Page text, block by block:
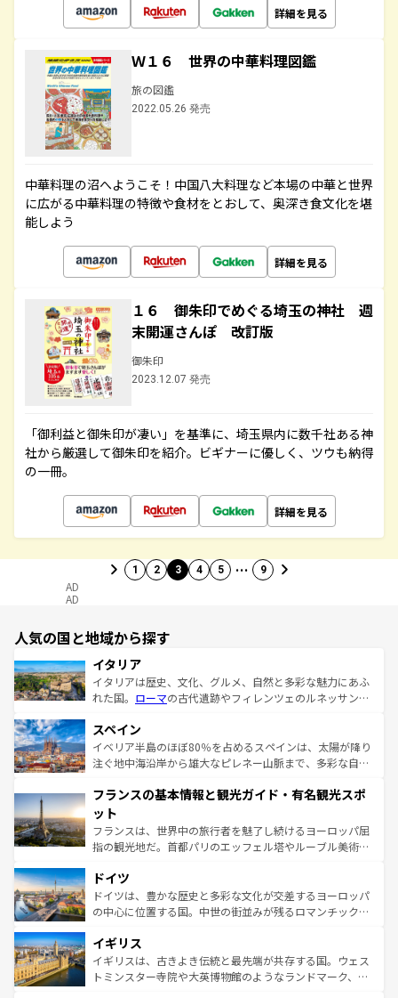
詳細を見る
Ｗ１６ 世界の中華料理図鑑
旅の図鑑
2022.05.26 発売
中華料理の沼へようこそ！中国八大料理など本場の中華と世界
に広がる中華料理の特徴や食材をとおして、奥深き食文化を堪
能しよう
詳細を見る
１６ 御朱印でめぐる埼玉の神社 週
末開運さんぽ 改訂版
御朱印
2023.12.07 発売
「御利益と御朱印が凄い」を基準に、埼玉県内に数千社ある神
社から厳選して御朱印を紹介。ビギナーに優しく、ツウも納得
の一冊。
詳細を見る
1 2 3 4 5 … 9
AD
AD
人気の国と地域から探す
イタリア
イタリアは歴史、文化、グルメ、自然と多彩な魅力にあふ
れた国。 ローマの古代遺跡やフィレンツェのルネッサンス
ろん、トスカーナの美しい田園風景やアマルフィ海岸の絶
景など、自然景観も見逃せない。観光の合間には、本場の
ピザやパスタなど、絶品のイタリア料理を堪能することも
ませてくれるイタリアで、忘れられない旅をしてみよう！
なお、新着のイタリア情報は
しい。
スペイン
イベリア半島のほぼ80％を占めるスペインは、太陽が降り
注ぐ地中海沿岸から雄大なピレネー山脈まで、多彩な自然
文化が根付くこの国では、情熱的なフラメンコ、熱気あふ
れる闘牛、そして美味しいタパスが生活の一部となってい
る。首都マドリードの洗練された雰囲気や、バルセロナの
アートに溢れた街角から、地方では古代ローマ遺跡や中世
せる。地方によって風土や気候が異なるスペインはその個
性で訪れる人を魅了する。 なお、新着のスペイン情報は コ
ンテンツ一覧を参照してほしい。
フランスの基本情報と観光ガイド・有名観光スポ
ット
フランスは、世界中の旅行者を魅了し続けるヨーロッパ屈
指の観光地だ。首都パリのエッフェル塔やルーブル美術館
で、幅広い魅力が詰まっている。華麗な宮殿、歴史的な大
聖堂、美しいビーチ、そして豊かな自然が、訪れる者を心
から魅了する。また、フランスは美食の国としても知ら
いる。シャンパンの発祥地であるランス、プロヴァンスの
香り高いラベンダー畑など、多彩な楽しみ方が可能だ。さ
らに、パリ以外の地域にも魅力が溢れており、どの街角に
ドイツ
ドイツは、豊かな歴史と多彩な文化が交差するヨーロッパ
の中心に位置する国。中世の街並みが残るロマンチック街
顔を持つこの国は、どこを歩いても飽きることがない。ベ
ルリンの文化的活気、バイエルン州のアルプスの絶景、そ
してライン川沿いのワイン畑といった風景は必見。ビール
イギリス
イギリスは、古きよき伝統と最先端が共存する国。ウェス
トミンスター寺院や大英博物館のようなランドマーク、歴